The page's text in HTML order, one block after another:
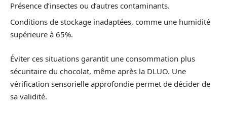
Présence d’insectes ou d’autres contaminants.
Conditions de stockage inadaptées, comme une humidité
supérieure à 65%.
Éviter ces situations garantit une consommation plus
sécuritaire du chocolat, même après la DLUO. Une
vérification sensorielle approfondie permet de décider de
sa validité.